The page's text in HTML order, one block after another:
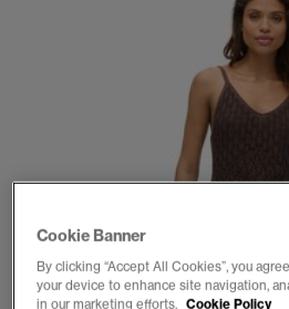
Cookie Banner
By clicking “Accept All Cookies”, you
your device to enhance site navigation,
in our marketing efforts. Cookie Policy